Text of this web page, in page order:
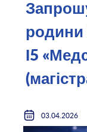
родини
І5
03.04.2026